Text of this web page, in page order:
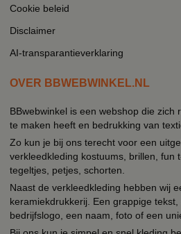
Cookie beleid
Disclaimer
AI-transparantieverklaring
OVER BBWEBWINKEL.NL
BBwebwinkel is een webshop die zich
te maken heeft en bedrukking van
Zo kun je bij ons terecht voor een
verkleedkleding kostuums, brillen, fun
tegeltjes, petjes, schorten.
Naast de verkleedkleding hebben wij
keramiekdrukkerij. Een grappige
bedrijfslogo, een naam, foto of een